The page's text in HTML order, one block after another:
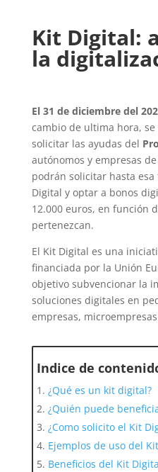
Kit Digital:
la
El 31 de diciembre del
cambio de ultima hora,
solicitar las ayudas del
autónomos y empresas
podrán solicitar hasta
Digital y optar a bonos
12.000 euros, en función
pertenezcan.
El Kit Digital es una
financiada por la Unión
objetivo subvencionar la
soluciones digitales en
empresas,
Indice de
¿Qué es un kit digital?
¿Quién puede
¿Como solicito el Kit
Ejemplos de uso del
Beneficios del Kit